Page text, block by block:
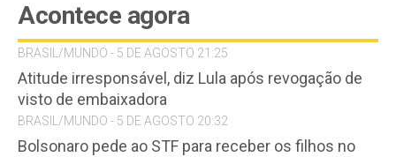
Acontece agora
BRASIL/MUNDO - 5 DE AGOSTO 21:25
Atitude irresponsável, diz Lula após revogação de
visto de embaixadora
BRASIL/MUNDO - 5 DE AGOSTO 20:32
Bolsonaro pede ao STF para receber os filhos no